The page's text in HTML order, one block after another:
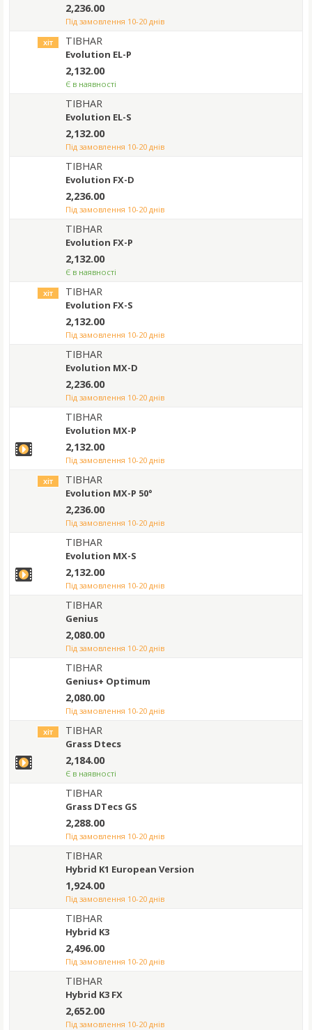
2,236.00
під замовлення 10-20 днів
хіт
TIBHAR
Evolution EL-P
2,132.00
Є в наявності
TIBHAR
Evolution EL-S
2,132.00
під замовлення 10-20 днів
TIBHAR
Evolution FX-D
2,236.00
під замовлення 10-20 днів
TIBHAR
Evolution FX-P
2,132.00
Є в наявності
хіт
TIBHAR
Evolution FX-S
2,132.00
під замовлення 10-20 днів
TIBHAR
Evolution MX-D
2,236.00
під замовлення 10-20 днів
TIBHAR
Evolution MX-P
2,132.00
під замовлення 10-20 днів
хіт
TIBHAR
Evolution MX-P 50°
2,236.00
під замовлення 10-20 днів
TIBHAR
Evolution MX-S
2,132.00
під замовлення 10-20 днів
TIBHAR
Genius
2,080.00
під замовлення 10-20 днів
TIBHAR
Genius+ Optimum
2,080.00
під замовлення 10-20 днів
хіт
TIBHAR
Grass Dtecs
2,184.00
Є в наявності
TIBHAR
Grass DTecs GS
2,288.00
під замовлення 10-20 днів
TIBHAR
Hybrid K1 European Version
1,924.00
під замовлення 10-20 днів
TIBHAR
Hybrid K3
2,496.00
під замовлення 10-20 днів
TIBHAR
Hybrid K3 FX
2,652.00
під замовлення 10-20 днів